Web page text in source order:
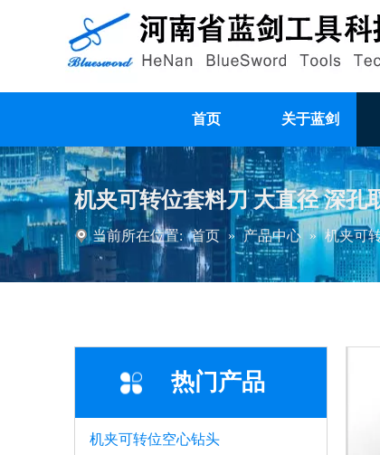
首页 关于蓝剑
机夹可转位套料刀 大直径 深孔
当前所在位置: 首页 » 产品中心 » 机夹可
热门产品
机夹可转位空心钻头